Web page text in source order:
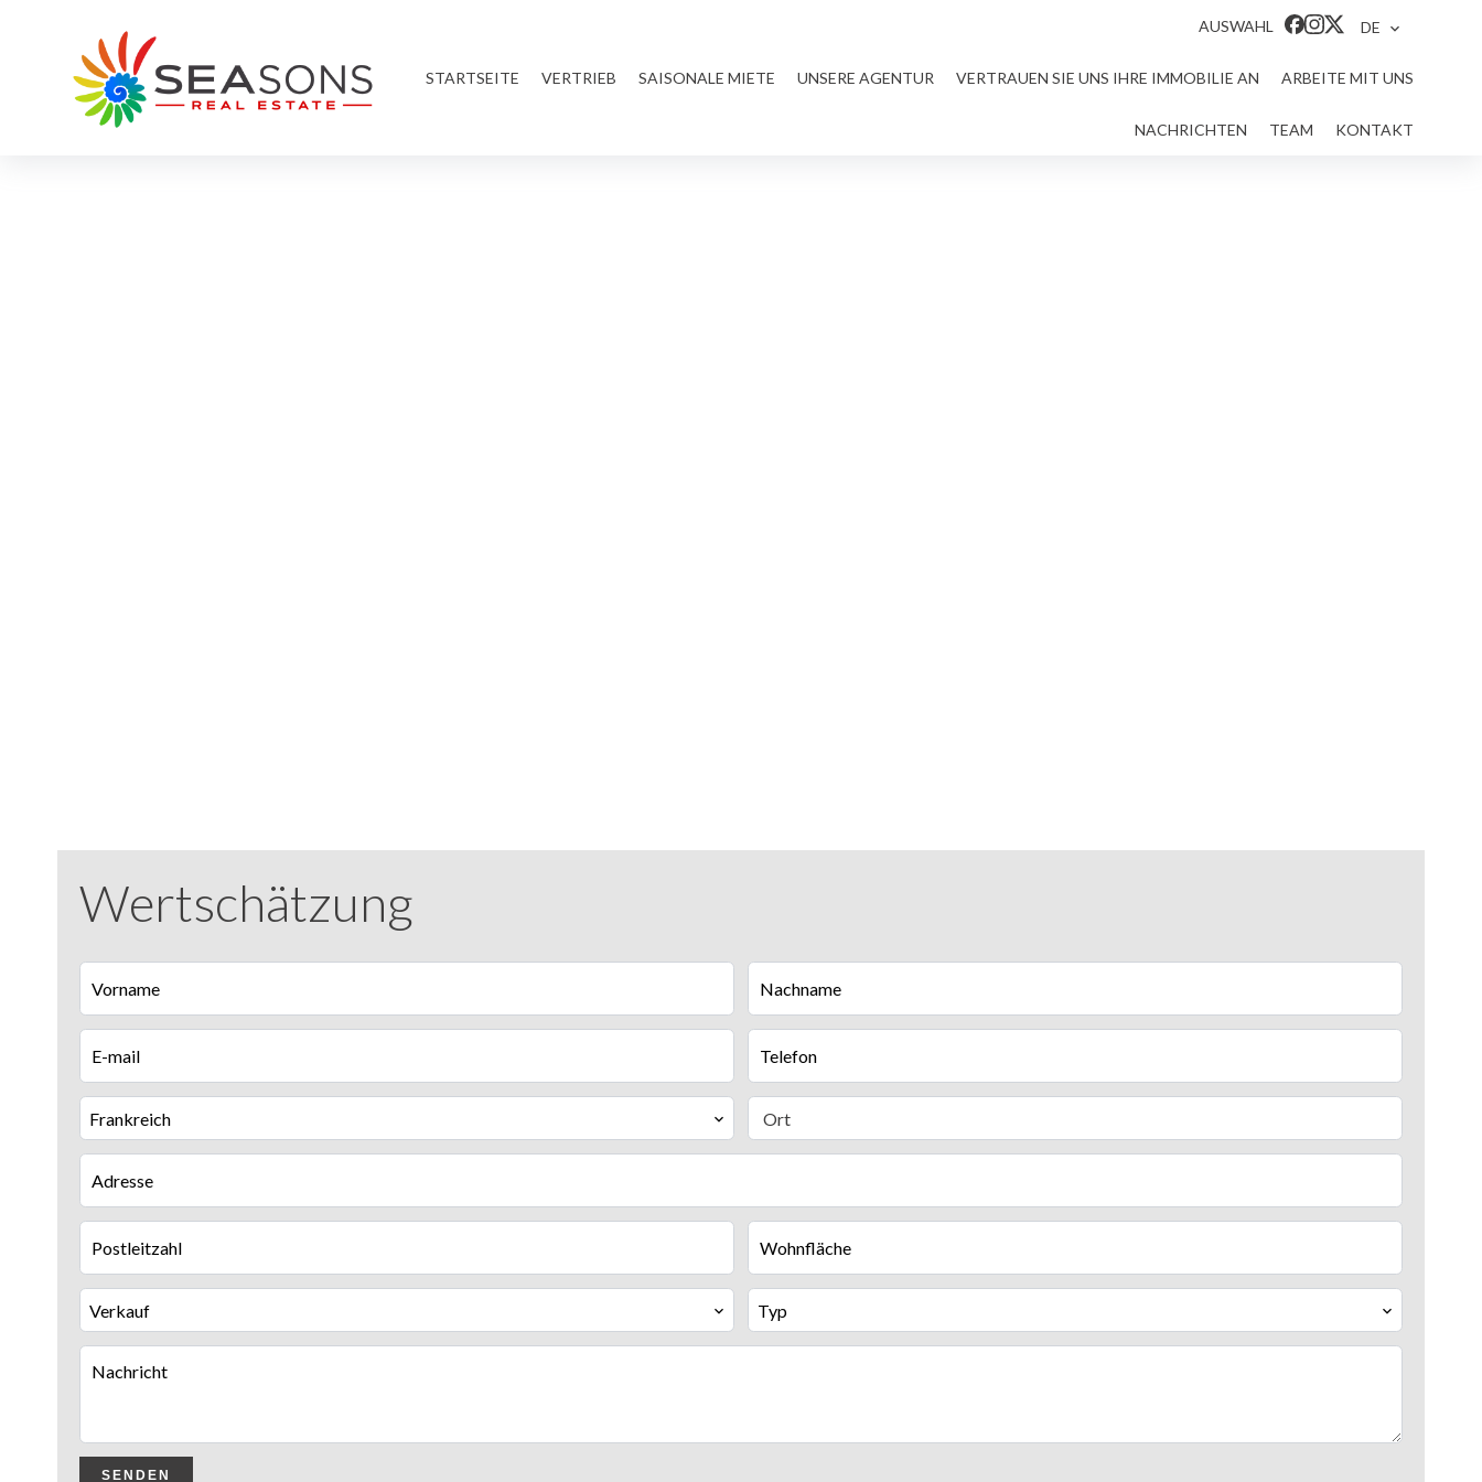
AUSWAHL DE
STARTSEITE VERTRIEB SAISONALE MIETE UNSERE AGENTUR VERTRAUEN SIE UNS IHRE IMMOBILIE AN ARBEITE MIT UNS
NACHRICHTEN TEAM KONTAKT
Wertschätzung
Frankreich Ort
Verkauf Typ
SENDEN